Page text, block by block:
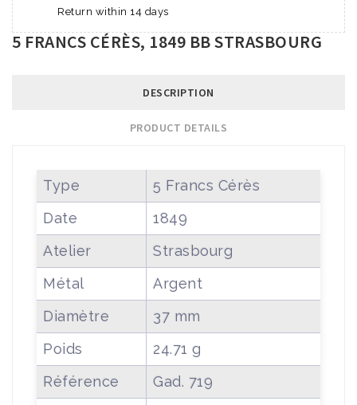
Return within 14 days
5 FRANCS CÉRÈS, 1849 BB STRASBOURG
DESCRIPTION
PRODUCT DETAILS
Type
5 Francs Cérès
Date
1849
Atelier
Strasbourg
Métal
Argent
Diamètre
37 mm
Poids
24.71 g
Référence
Gad. 719